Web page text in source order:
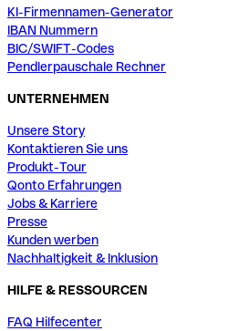
KI-Firmennamen-Generator
IBAN Nummern
BIC/SWIFT-Codes
Pendlerpauschale Rechner
UNTERNEHMEN
Unsere Story
Kontaktieren Sie uns
Produkt-Tour
Qonto Erfahrungen
Jobs & Karriere
Presse
Kunden werben
Nachhaltigkeit & Inklusion
HILFE & RESSOURCEN
FAQ Hilfecenter